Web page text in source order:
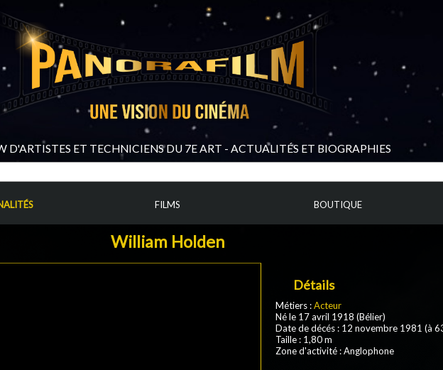
D'ARTISTES ET TECHNICIENS DU 7E ART - ACTUALITÉS ET BIOGRAPHIES
FILMS BOUTIQUE
William Holden
Détails
Métiers :Acteur
Né le 17 avril 1918 (Bélier)
Date de décés : 12 novembre 1981 (à
Taille : 1,80 m
Zone d'activité : Anglophone